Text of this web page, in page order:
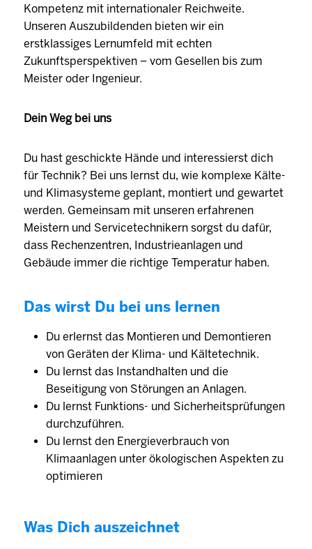
Kompetenz mit internationaler Reichweite.
Unseren Auszubildenden bieten wir ein
erstklassiges Lernumfeld mit echten
Zukunftsperspektiven – vom Gesellen bis zum
Meister oder Ingenieur.
Dein Weg bei uns
Du hast geschickte Hände und interessierst dich
für Technik? Bei uns lernst du, wie komplexe Kälte-
und Klimasysteme geplant, montiert und gewartet
werden. Gemeinsam mit unseren erfahrenen
Meistern und Servicetechnikern sorgst du dafür,
dass Rechenzentren, Industrieanlagen und
Gebäude immer die richtige Temperatur haben.
Das wirst Du bei uns lernen
Du erlernst das Montieren und Demontieren
von Geräten der Klima- und Kältetechnik.
Du lernst das Instandhalten und die
Beseitigung von Störungen an Anlagen.
Du lernst Funktions- und Sicherheitsprüfungen
durchzuführen.
Du lernst den Energieverbrauch von
Klimaanlagen unter ökologischen Aspekten zu
optimieren
Was Dich auszeichnet